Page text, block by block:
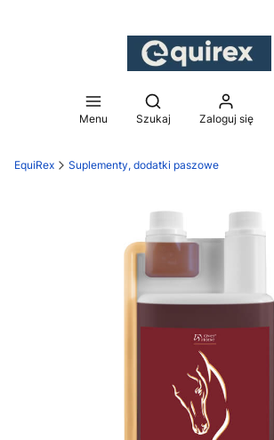
Menu
Otwórz wyszukiwarkę
Szukaj Zaloguj się
EquiRex Suplementy, dodatki paszowe